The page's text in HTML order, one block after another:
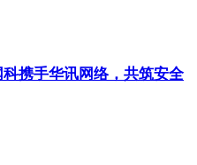
携手华讯网络，共筑安全